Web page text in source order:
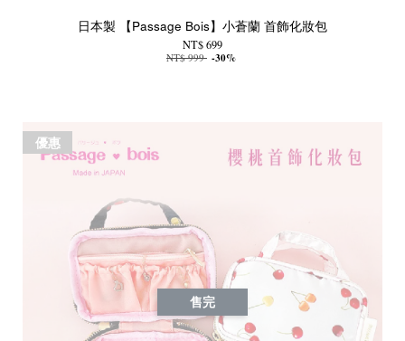
日本製 【Passage Bois】小蒼蘭 首飾化妝包
NT$ 699
NT$ 999 -30%
優惠
售完